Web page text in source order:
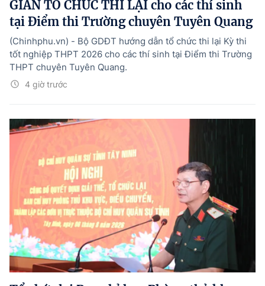
GIAN TỔ CHỨC THI LẠI cho các thí sinh
tại Điểm thi Trường chuyên Tuyên Quang
4 giờ trước
(Chinhphu.vn) - Bộ GDĐT hướng dẫn tổ chức thi lại Kỳ thi
tốt nghiệp THPT 2026 cho các thí sinh tại Điểm thi Trường
THPT chuyên Tuyên Quang.